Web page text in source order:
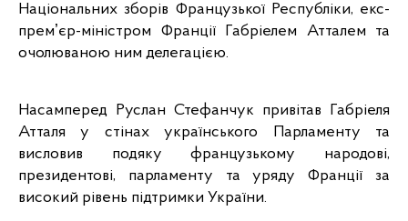
Національних зборів Французької Республіки, екс-
премʼєр-міністром Франції Габріелем Атталем та
очолюваною ним делегацією.
Насамперед Руслан Стефанчук привітав Габріеля
Атталя у стінах українського Парламенту та
висловив подяку
французькому народові,
президентові, парламенту та уряду Франції за
високий рівень підтримки України.